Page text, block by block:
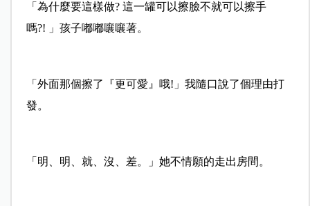
「為什麼要這樣做? 這一罐可以擦臉不就可以擦手
嗎?! 」孩子嘟嘟嚷嚷著。
「外面那個擦了『更可愛』哦!」我隨口說了個理由打
發。
「明、明、就、沒、差。」她不情願的走出房間。